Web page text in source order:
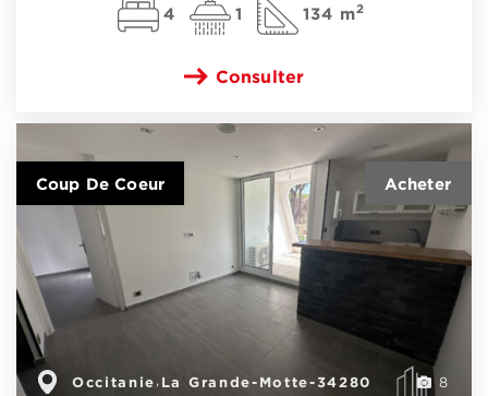
4 1 134 m2
Consulter
8
Occitanie , La Grande-Motte-34280
Coup De Coeur